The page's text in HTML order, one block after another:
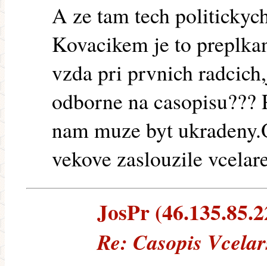
A ze tam tech
Kovacikem je to
vzda pri prvnich
odborne na
nam muze byt
vekove zaslouzile
JosPr
Re: Casopis